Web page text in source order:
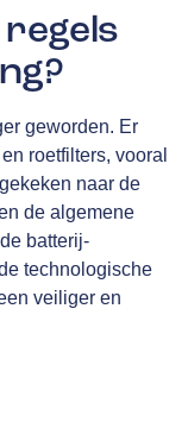
regels
geworden. Er
roetfilters, vooral
naar de
de algemene
batterij-
technologische
veiliger en